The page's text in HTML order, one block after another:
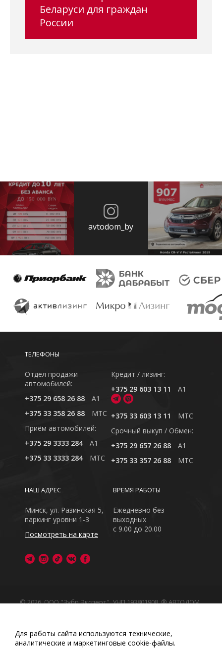
Беларуси для граждан
России
avtodom_by
ТЕЛЕФОНЫ
Отдел продажи
автомобилей:
+375 29 658 26 88
A1
+375 33 358 26 88
MTC
Приём автомобилей:
+375 29 3333 284
A1
+375 33 3333 284
MTC
Кредит / лизинг:
+375 29 603 13 11
A1
+375 33 603 13 11
MTC
Cрочный выкуп / Обмен:
+375 29 657 26 88
A1
+375 33 357 26 88
MTC
ВРЕМЯ РАБОТЫ
Ежедневно без
выходных
с 9.00 до 20.00
НАШ АДРЕС
Минск, ул. Разинская 5,
паркинг уровни 1-3
Посмотреть на карте
© 2026, ООО "Зубр Эксперт", УНП 193801908. ® АВТОДОМ
Обращаем Ваше внимание на то, что данный интернет-
сайт носит исключительно информационный характер
Любое использование либо копирование материалов
Для работы сайта используются технические,
аналитические и маркетинговые сооkіе-файлы.